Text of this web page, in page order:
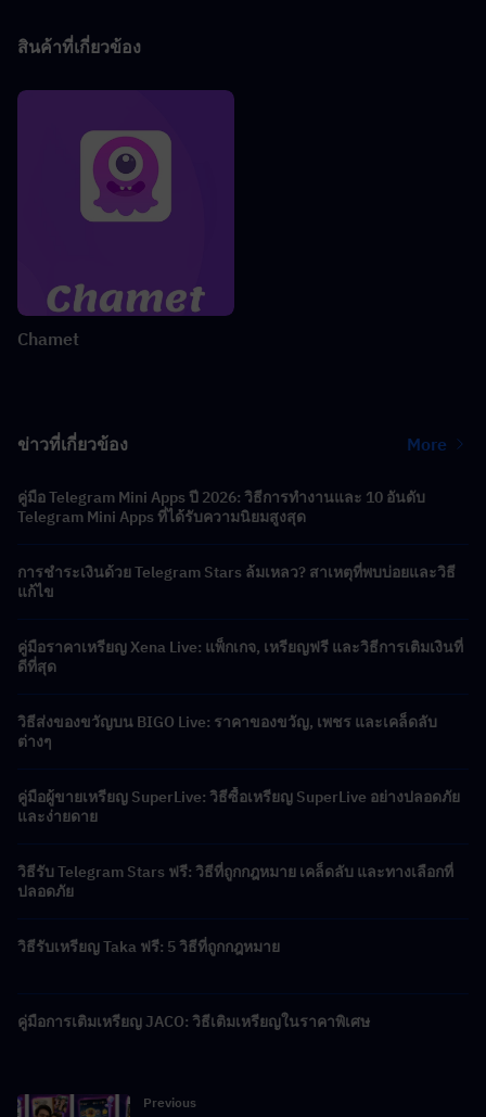
สินค้าที่เกี่ยวข้อง
Chamet
ข่าวที่เกี่ยวข้อง More
คู่มือ Telegram Mini Apps ปี 2026: วิธีการทำงานและ 10 อันดับ
Telegram Mini Apps ที่ได้รับความนิยมสูงสุด
การชำระเงินด้วย Telegram Stars ล้มเหลว? สาเหตุที่พบบ่อยและวิธี
แก้ไข
คู่มือราคาเหรียญ Xena Live: แพ็กเกจ, เหรียญฟรี และวิธีการเติมเงินที่
ดีที่สุด
วิธีส่งของขวัญบน BIGO Live: ราคาของขวัญ, เพชร และเคล็ดลับ
ต่างๆ
คู่มือผู้ขายเหรียญ SuperLive: วิธีซื้อเหรียญ SuperLive อย่างปลอดภัย
และง่ายดาย
วิธีรับ Telegram Stars ฟรี: วิธีที่ถูกกฎหมาย เคล็ดลับ และทางเลือกที่
ปลอดภัย
วิธีรับเหรียญ Taka ฟรี: 5 วิธีที่ถูกกฎหมาย
คู่มือการเติมเหรียญ JACO: วิธีเติมเหรียญในราคาพิเศษ
Previous